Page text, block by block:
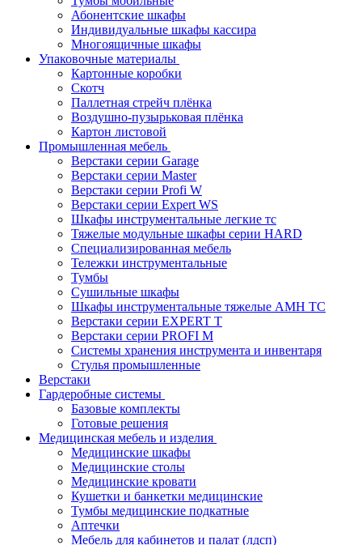
Абонентские шкафы
Индивидуальные шкафы кассира
Многоящичные шкафы
Упаковочные материалы
Картонные коробки
Скотч
Паллетная стрейч плёнка
Воздушно-пузырьковая плёнка
Картон листовой
Промышленная мебель
Верстаки серии Garage
Верстаки серии Master
Верстаки серии Profi W
Верстаки серии Expert WS
Шкафы инструментальные легкие тс
Тяжелые модульные шкафы серии HARD
Cпециализированная мебель
Тележки инструментальные
Тумбы
Cушильные шкафы
Шкафы инструментальные тяжелые AMH TC
Верстаки серии EXPERT T
Верстаки серии PROFI M
Системы хранения инструмента и инвентаря
Стулья промышленные
Верстаки
Гардеробные системы
Базовые комплекты
Готовые решения
Медицинская мебель и изделия
Медицинские шкафы
Медицинские столы
Медицинские кровати
Кушетки и банкетки медицинские
Тумбы медицинские подкатные
Аптечки
Мебель для кабинетов и палат (лдсп)